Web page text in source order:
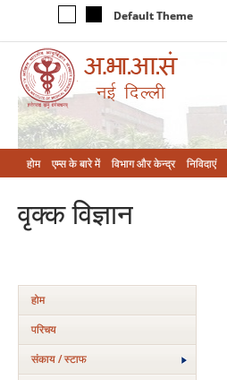
Default Theme
होम एम्‍स के बारे में विभाग और केन्‍द्र निविदाएं
वृक्‍क विज्ञान
होम
परिचय
संकाय / स्टाफ